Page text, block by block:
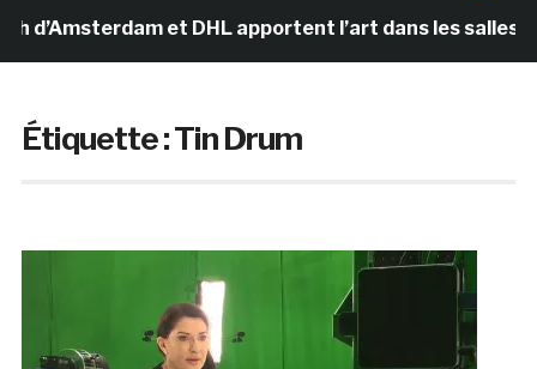
et DHL apportent l’art dans les salles de
Étiquette :Tin Drum